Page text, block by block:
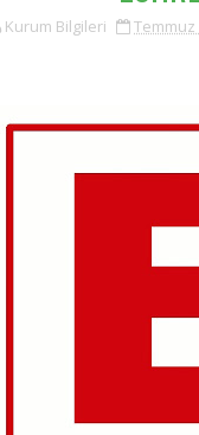
Kurum Bilgileri Temmuz